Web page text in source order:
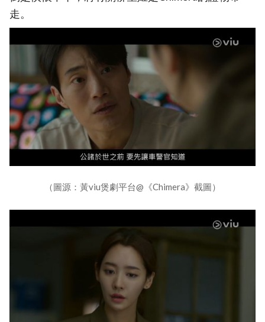
走。
（圖源：黃viu煲劇平台@《Chimera》截圖）